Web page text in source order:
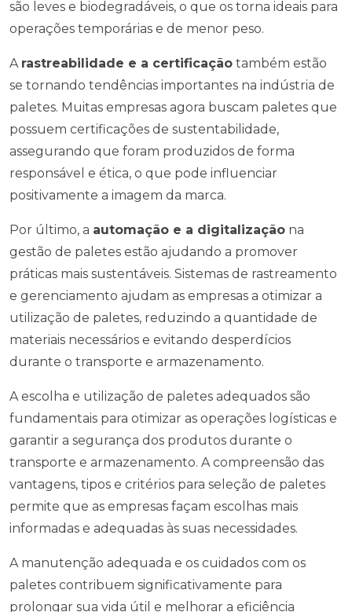
são leves e biodegradáveis, o que os torna ideais para
operações temporárias e de menor peso.
A rastreabilidade e a certificação também estão
se tornando tendências importantes na indústria de
paletes. Muitas empresas agora buscam paletes que
possuem certificações de sustentabilidade,
assegurando que foram produzidos de forma
responsável e ética, o que pode influenciar
positivamente a imagem da marca.
Por último, a automação e a digitalização na
gestão de paletes estão ajudando a promover
práticas mais sustentáveis. Sistemas de rastreamento
e gerenciamento ajudam as empresas a otimizar a
utilização de paletes, reduzindo a quantidade de
materiais necessários e evitando desperdícios
durante o transporte e armazenamento.
A escolha e utilização de paletes adequados são
fundamentais para otimizar as operações logísticas e
garantir a segurança dos produtos durante o
transporte e armazenamento. A compreensão das
vantagens, tipos e critérios para seleção de paletes
permite que as empresas façam escolhas mais
informadas e adequadas às suas necessidades.
A manutenção adequada e os cuidados com os
paletes contribuem significativamente para
prolongar sua vida útil e melhorar a eficiência